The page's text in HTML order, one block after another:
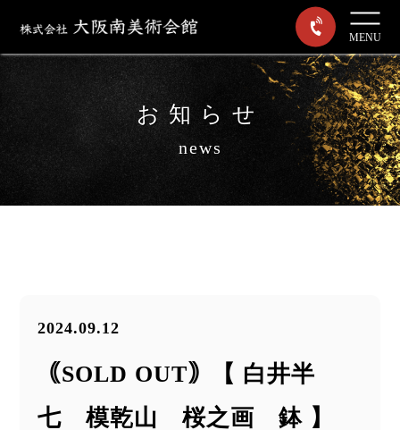
MENU
お知らせ
news
2024.09.12
｟SOLD OUT｠【 白井半
七 模乾山 桜之画 鉢 】